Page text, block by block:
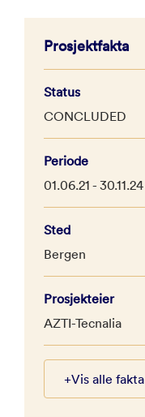
Prosjektfakta
Status
CONCLUDED
Periode
01.06.21 - 30.11.24
Sted
Bergen
Prosjekteier
AZTI-Tecnalia
+Vis alle fakta